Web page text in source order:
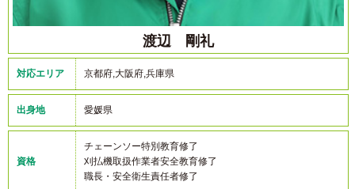
渡辺 剛礼
対応エリア 京都府,大阪府,兵庫県
出身地 愛媛県
資格
チェーンソー特別教育修了
刈払機取扱作業者安全教育修了
職長・安全衛生責任者修了